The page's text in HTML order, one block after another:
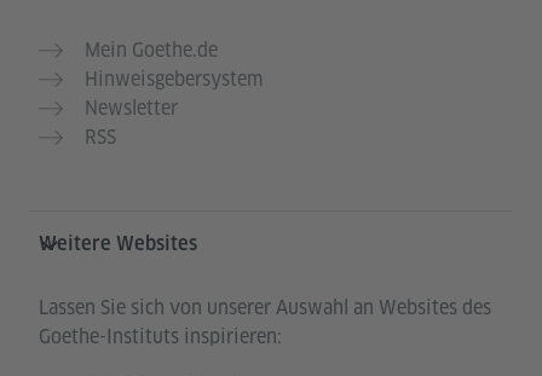
Mein Goethe.de
Hinweisgebersystem
Newsletter
RSS
Weitere Websites
Lassen Sie sich von unserer Auswahl an Websites des
Goethe-Instituts inspirieren: